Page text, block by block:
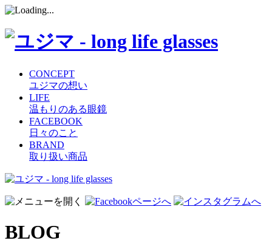
CONCEPT
ユジマの想い
LIFE
温もりのある眼鏡
FACEBOOK
日々のこと
BRAND
取り扱い商品
コ
テ
ツ
へ
BLOG